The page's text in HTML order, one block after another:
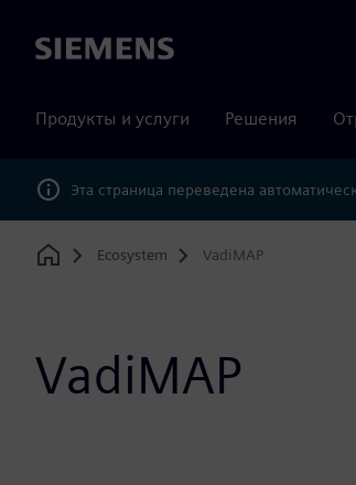
Siemens
Продукты и услуги Решения
Эта страница переведена
Home
Ecosystem VadiMAP
VadiMAP